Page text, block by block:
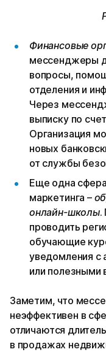
Финансовые
мессенджеры
вопросы,
отделения и
Через
выписку по
Организация
новых
от службы
Еще одна
маркетинга –
онлайн-школы.
проводить
обучающие
уведомления с
или полезными
Заметим, что
неэффективен в
отличаются
в продажах